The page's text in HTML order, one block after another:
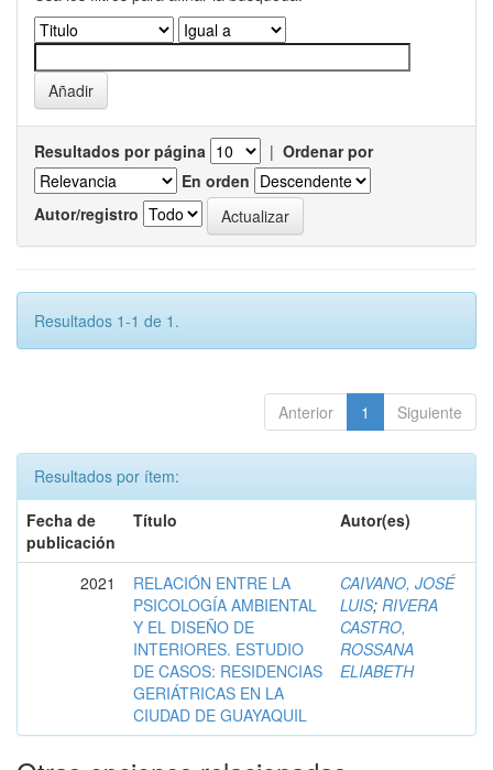
Resultados por página | Ordenar por
En orden
Autor/registro
Resultados 1-1 de 1.
Anterior 1 Siguiente
Resultados por ítem:
Fecha de
publicación
Título Autor(es)
2021
RELACIÓN ENTRE LA
PSICOLOGÍA AMBIENTAL
Y EL DISEÑO DE
INTERIORES. ESTUDIO
DE CASOS: RESIDENCIAS
GERIÁTRICAS EN LA
CIUDAD DE GUAYAQUIL
CAIVANO, JOSÉ
LUIS; RIVERA
CASTRO,
ROSSANA
ELIABETH